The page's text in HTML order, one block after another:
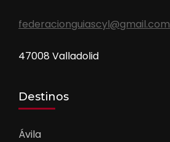
federacionguiascyl@gmail.com
47008 Valladolid
Destinos
Ávila